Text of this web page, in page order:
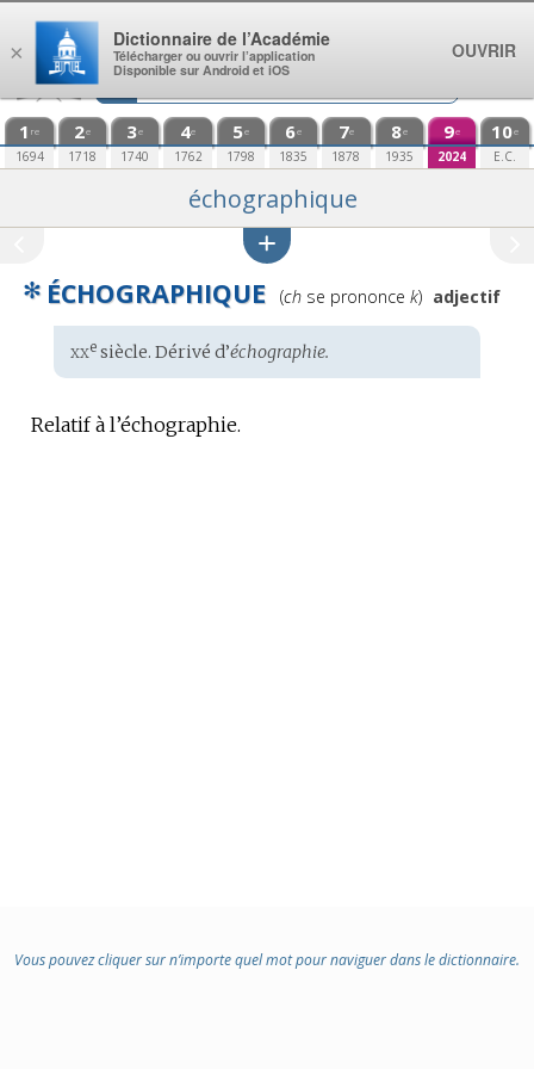
Aller au contenu
1 re
1694
2e
1718
3e
1740
4e
1762
5e
1798
6e
1835
7e
1878
8e
1935
9e
2024
10e
E.C.
échographique
✻ ÉCHOGRAPHIQUE
Prononciation
(chse prononce k) adjectif
Étymologie
:
xxesiècle. Dérivé d’échographie.
Relatif à l’échographie.
Vous pouvez cliquer sur n’importe quel mot pour naviguer dans le dictionnaire.
×
Dictionnaire de l’Académie
Télécharger ou ouvrir l’application
Disponible sur Android et iOS
OUVRIR